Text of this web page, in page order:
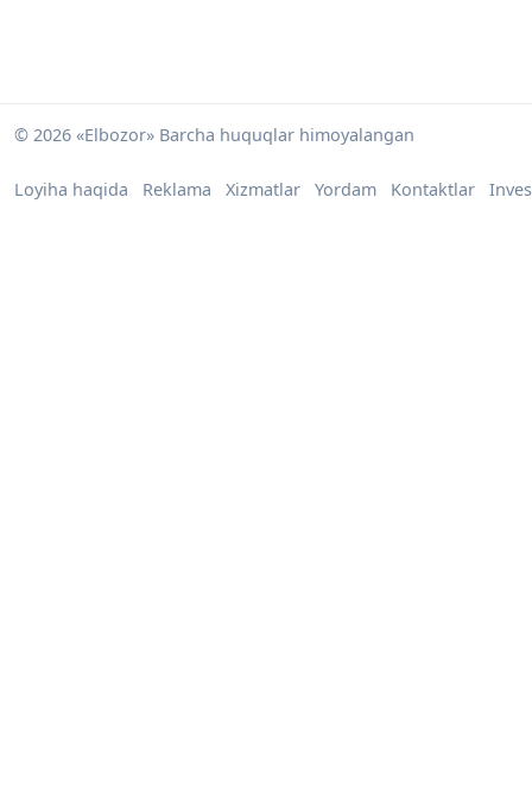
© 2026 «Elbozor» Barcha huquqlar himoyalangan
Loyiha haqida Reklama Xizmatlar Yordam Kontaktlar